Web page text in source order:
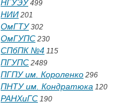
НГУЭУ499
НИИ 201
ОмГТУ302
ОмГУПС 230
СПбПК №4 115
ПГУПС 2489
ПГПУ им. Короленко 296
ПНТУ им. Кондратюка 120
РАНХиГС 190